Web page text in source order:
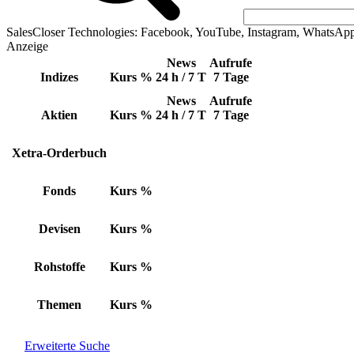
SalesCloser Technologies: Facebook, YouTube, Instagram,
Anzeige
Indizes Kurs %
News
24 h / 7 T
Aufrufe
7 Tage
Aktien Kurs %
News
24 h / 7 T
Aufrufe
7 Tage
Xetra-Orderbuch
Fonds Kurs %
Devisen Kurs %
Rohstoffe Kurs %
Themen Kurs %
Erweiterte Suche